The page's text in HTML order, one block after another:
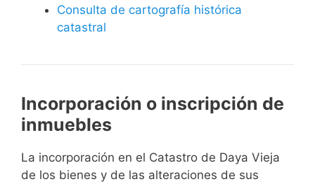
Consulta de cartografía histórica
catastral
Incorporación o inscripción de
inmuebles
La incorporación en el Catastro de Daya Vieja
de los bienes y de las alteraciones de sus